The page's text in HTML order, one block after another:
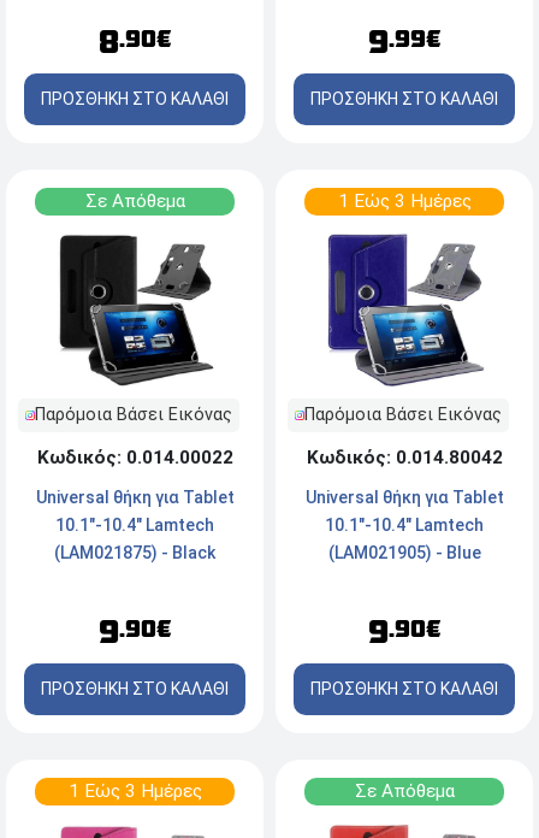
8.90€
ΠΡΟΣΘΗΚΗ ΣΤΟ ΚΑΛΑΘΙ
9.99€
ΠΡΟΣΘΗΚΗ ΣΤΟ ΚΑΛΑΘΙ
Σε Απόθεμα
Παρόμοια Βάσει Εικόνας
Κωδικός: 0.014.00022
Universal θήκη για Tablet
10.1"-10.4" Lamtech
(LAM021875) - Black
9.90€
ΠΡΟΣΘΗΚΗ ΣΤΟ ΚΑΛΑΘΙ
1 Εώς 3 Ημέρες
Παρόμοια Βάσει Εικόνας
Κωδικός: 0.014.80042
Universal θήκη για Tablet
10.1"-10.4" Lamtech
(LAM021905) - Blue
9.90€
ΠΡΟΣΘΗΚΗ ΣΤΟ ΚΑΛΑΘΙ
1 Εώς 3 Ημέρες Σε Απόθεμα